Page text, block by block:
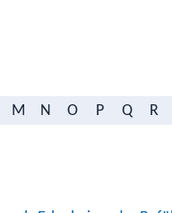
M N O P Q R